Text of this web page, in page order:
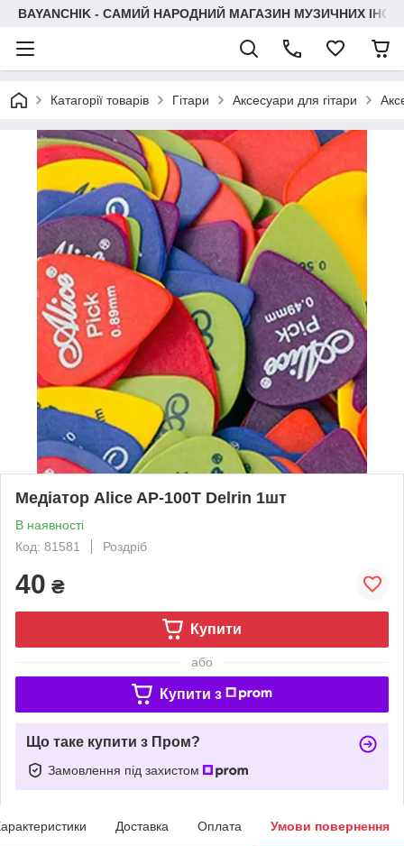
BAYANCHIK - САМИЙ НАРОДНИЙ МАГАЗИН МУЗИЧНИХ
Катагорії товарів Гітари Аксесуари для гітари
Медіатор Alice AP-100T Delrin 1шт
В наявності
Код: 81581
Роздріб
40 ₴
Купити
або
Купити з
Що таке купити з Пром?
Замовлення під захистом
Доставка Оплата Умови повернення